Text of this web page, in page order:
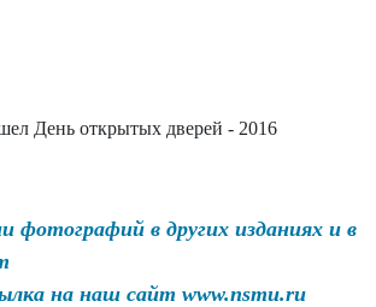
День открытых дверей - 2016
фотографий в других изданиях и в
на наш сайт www.nsmu.ru